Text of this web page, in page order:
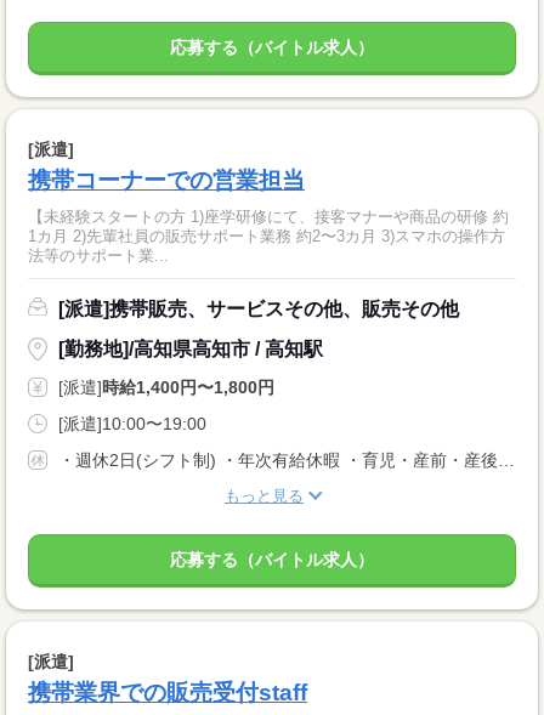
応募する（バイトル求人）
[派遣]
携帯コーナーでの営業担当
【未経験スタートの方 1)座学研修にて、接客マナーや商品の研修 約
1カ月 2)先輩社員の販売サポート業務 約2〜3カ月 3)スマホの操作方
法等のサポート業...
[派遣]携帯販売、サービスその他、販売その他
[勤務地]/高知県高知市 / 高知駅
[派遣]時給1,400円〜1,800円
[派遣]10:00〜19:00
・週休2日(シフト制) ・年次有給休暇 ・育児・産前・産後休暇 ・弔事休暇 ・結婚休暇 ・出産休暇 ・交通遮断休暇 ・感染症休暇 ・罹災休暇 ・私傷病休暇 ・その他社内規定による休暇多数有
もっと見る
応募する（バイトル求人）
[派遣]
携帯業界での販売受付staff